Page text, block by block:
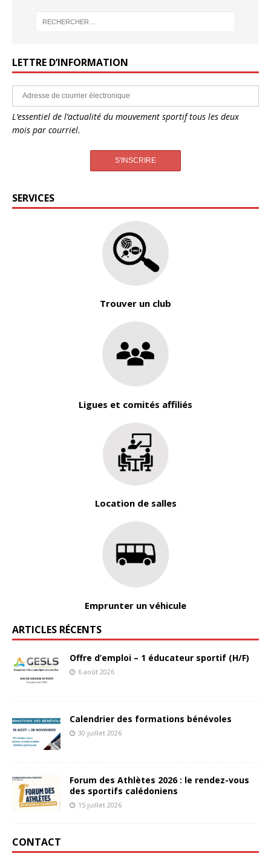
LETTRE D’INFORMATION
L’essentiel de l’actualité du mouvement sportif tous les deux
mois par courriel.
SERVICES
Trouver un club
Ligues et comités affiliés
Location de salles
Emprunter un véhicule
ARTICLES RÉCENTS
Offre d’emploi – 1 éducateur sportif (H/F)
6 août 2026
Calendrier des formations bénévoles
30 juillet 2026
Forum des Athlètes 2026 : le rendez-vous
des sportifs calédoniens
15 juillet 2026
CONTACT